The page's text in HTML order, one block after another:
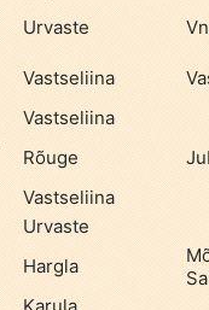
Urvaste
Vastseliina
Vastseliina
Rõuge
Vastseliina
Urvaste
Hargla
Karula